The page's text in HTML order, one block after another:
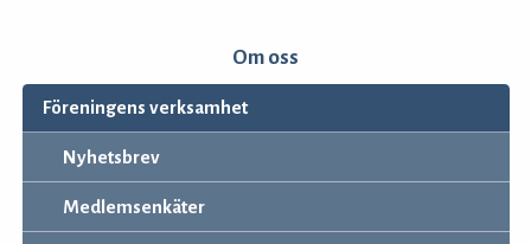
Om oss
Föreningens verksamhet
Nyhetsbrev
Medlemsenkäter